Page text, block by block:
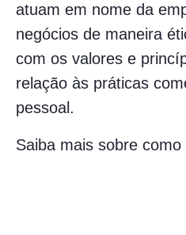
atuam em nome da
negócios de maneira
com os valores e
relação às práticas
pessoal.
Saiba mais sobre